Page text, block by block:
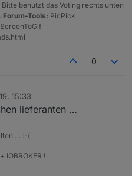
Bitte benutzt das Voting rechts unten
Forum-Tools: PicPick
0
15:33
lieferanten …
… :-(
IOBROKER !